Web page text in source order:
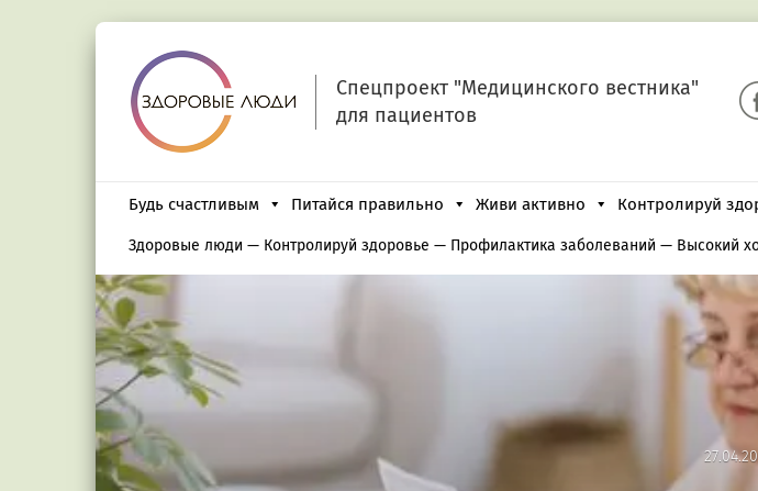
Спецпроект "Медицинского вестника"
для пациентов
Будь счастливым Питайся правильно Живи активно Контролируй
Здоровые люди — Контролируй здоровье — Профилактика заболеваний — Высокий